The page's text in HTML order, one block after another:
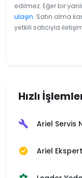
edilmez. Eğer bir
ulaşın. Satın alma
yetkili satıcıyla
Hızlı
build Ariel Servis
verified Ariel